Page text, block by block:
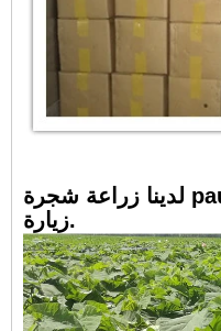
لدينا زراعة شجرة paulownia ، مرحبا بكم في
زيارة.